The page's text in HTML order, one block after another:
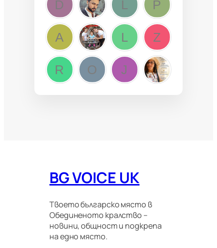
BG VOICE UK
Твоето българско място в
Обединеното кралство –
новини, общност и подкрепа
на едно място.